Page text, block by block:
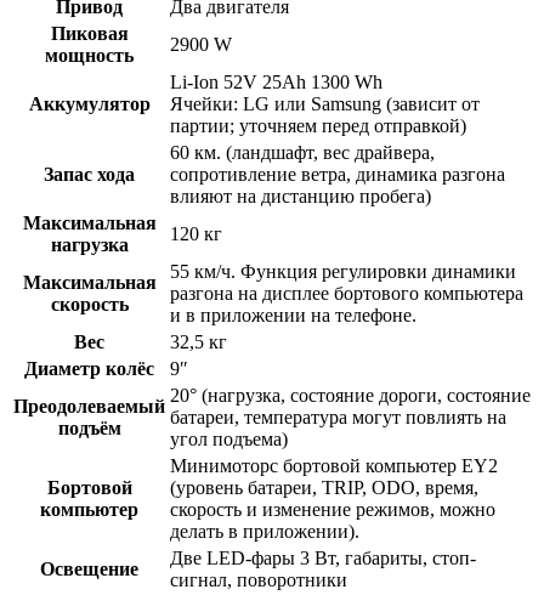
Привод
Два двигателя
Пиковая
мощность
2900 W
Аккумулятор
Li-Ion 52V 25Ah 1300 Wh
Ячейки: LG или Samsung (зависит от
партии; уточняем перед отправкой)
Запас хода
60 км. (ландшафт, вес драйвера,
сопротивление ветра, динамика разгона
влияют на дистанцию пробега)
Максимальная
нагрузка
120 кг
Максимальная
скорость
55 км/ч. Функция регулировки динамики
разгона на дисплее бортового компьютера
и в приложении на телефоне.
Вес
32,5 кг
Диаметр колёс
9″
Преодолеваемый
подъём
20° (нагрузка, состояние дороги, состояние
батареи, температура могут повлиять на
угол подъема)
Бортовой
компьютер
Минимоторс бортовой компьютер EY2
(уровень батареи, TRIP, ODO, время,
скорость и изменение режимов, можно
делать в приложении).
Освещение
Две LED-фары 3 Вт, габариты, стоп-
сигнал, поворотники